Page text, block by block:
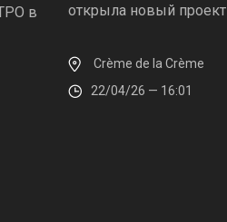
в
открыла новый проект
Crème de la Crème
22/04/26 — 16:01